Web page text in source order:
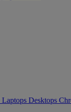
Laptops Desktops